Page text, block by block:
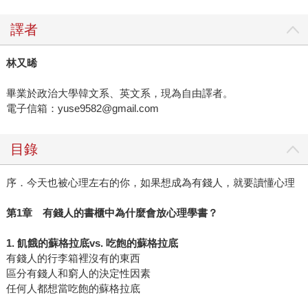
譯者
林又晞
畢業於政治大學韓文系、英文系，現為自由譯者。
電子信箱：yuse9582@gmail.com
目錄
序．今天也被心理左右的你，如果想成為有錢人，就要讀懂心理
第1章 有錢人的書櫃中為什麼會放心理學書？
1. 飢餓的蘇格拉底vs. 吃飽的蘇格拉底
有錢人的行李箱裡沒有的東西
區分有錢人和窮人的決定性因素
任何人都想當吃飽的蘇格拉底